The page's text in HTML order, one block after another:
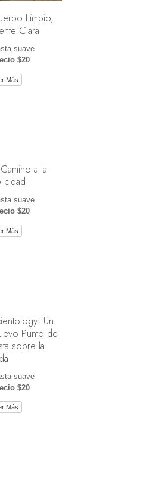
Limpio,
Clara
suave
$20
Más
a la
suave
$20
Más
Un
Punto de
sobre la
suave
$20
Más